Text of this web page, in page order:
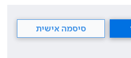
סיסמה אישית